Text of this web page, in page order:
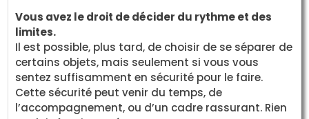
Vous avez le droit de décider du rythme et des
limites.
Il est possible, plus tard, de choisir de se séparer de
certains objets, mais seulement si vous vous
sentez suffisamment en sécurité pour le faire.
Cette sécurité peut venir du temps, de
l’accompagnement, ou d’un cadre rassurant. Rien